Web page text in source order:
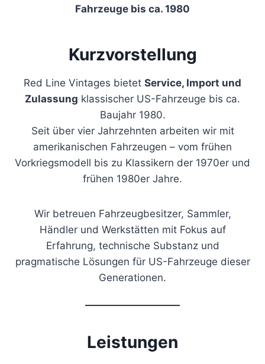
Fahrzeuge bis ca. 1980
Kurzvorstellung
Red Line Vintages bietet Service, Import und
Zulassung klassischer US-Fahrzeuge bis ca.
Baujahr 1980.
Seit über vier Jahrzehnten arbeiten wir mit
amerikanischen Fahrzeugen – vom frühen
Vorkriegsmodell bis zu Klassikern der 1970er und
frühen 1980er Jahre.
Wir betreuen Fahrzeugbesitzer, Sammler,
Händler und Werkstätten mit Fokus auf
Erfahrung, technische Substanz und
pragmatische Lösungen für US-Fahrzeuge dieser
Generationen.
Leistungen